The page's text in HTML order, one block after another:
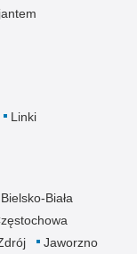
Linki
Bielsko-Biała
Jaworzno